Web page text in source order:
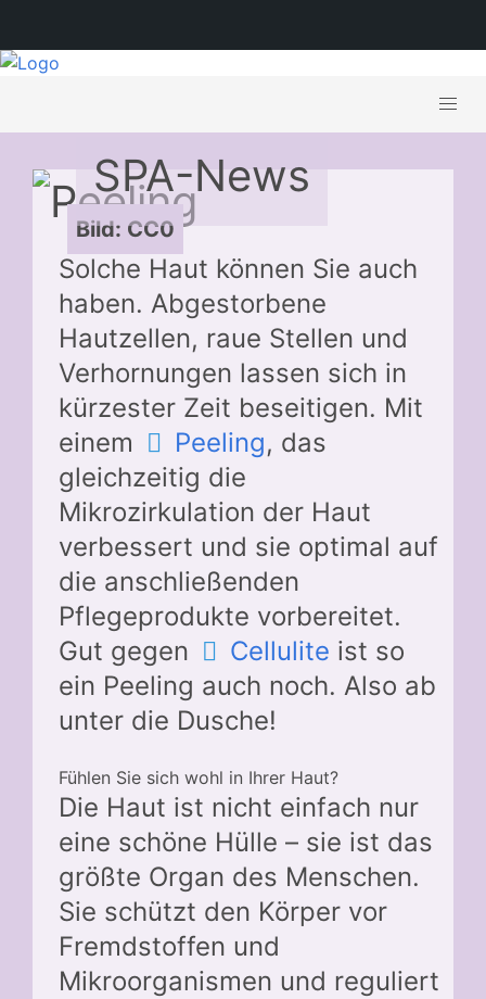
Bild: CC0
SPA-News
Solche Haut können Sie auch
haben. Abgestorbene
Hautzellen, raue Stellen und
Verhornungen lassen sich in
kürzester Zeit beseitigen. Mit
einem
Peeling, das
gleichzeitig die
Mikrozirkulation der Haut
verbessert und sie optimal auf
die anschließenden
Pflegeprodukte vorbereitet.
Gut gegen
Cellulite ist so
ein Peeling auch noch. Also ab
unter die Dusche!
Fühlen Sie sich wohl in Ihrer Haut?
Die Haut ist nicht einfach nur
eine schöne Hülle – sie ist das
größte Organ des Menschen.
Sie schützt den Körper vor
Fremdstoffen und
Mikroorganismen und reguliert